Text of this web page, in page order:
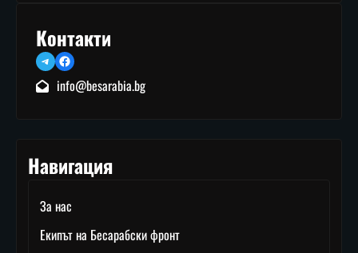
Контакти
TelegramFacebook
info@besarabia.bg
Навигация
За нас
Екипът на Бесарабски фронт